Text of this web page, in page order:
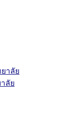
าลัย
ลัย